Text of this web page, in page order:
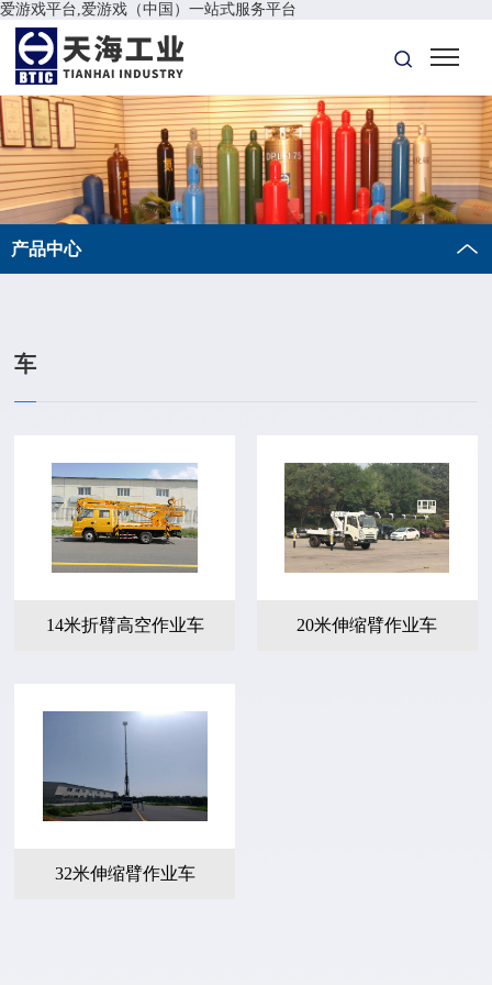
爱游戏平台,爱游戏（中国）一站式服务平台
产品中心
车
14米折臂高空作业车 20米伸缩臂作业车
32米伸缩臂作业车